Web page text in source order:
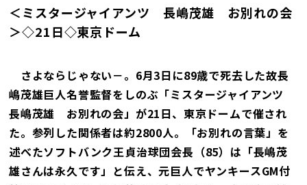
＜ミスタージャイアンツ 長嶋茂雄 お別れの会
＞◇21日◇東京ドーム
さよならじゃない－。6月3日に89歳で死去した故長
嶋茂雄巨人名誉監督をしのぶ「ミスタージャイアンツ
長嶋茂雄 お別れの会」が21日、東京ドームで催され
た。参列した関係者は約2800人。「お別れの言葉」を
述べたソフトバンク王貞治球団会長（85）は「長嶋茂
雄さんは永久です」と伝え、元巨人でヤンキースGM付